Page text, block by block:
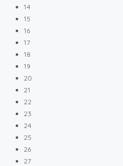
14
15
16
17
18
19
20
21
22
23
24
25
26
27